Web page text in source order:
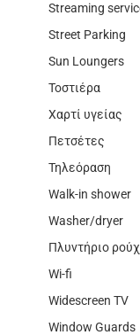
Streaming
Street Parking
Sun Loungers
Τοστιέρα
Χαρτί υγείας
Πετσέτες
Τηλεόραση
Walk-in shower
Washer/dryer
Πλυντήριο
Wi-fi
Widescreen TV
Window Guards